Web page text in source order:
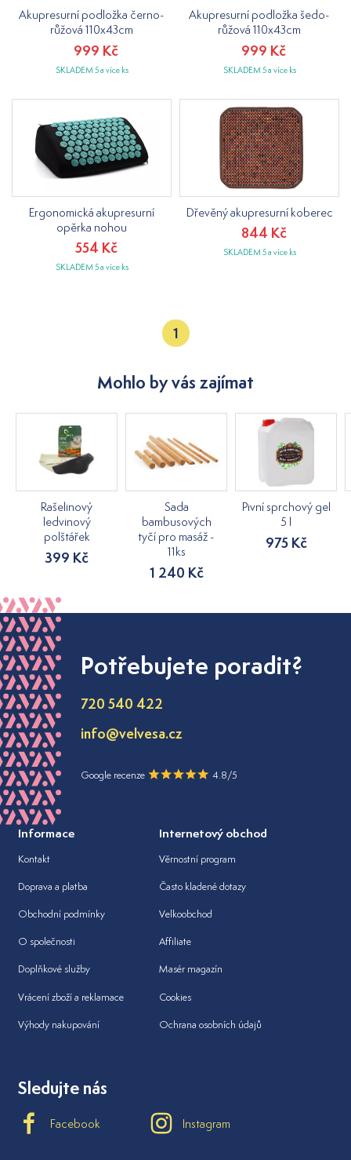
Akupresurní podložka černo-
růžová 110x43cm
999 Kč
SKLADEM 5 a více ks
Akupresurní podložka šedo-
růžová 110x43cm
999 Kč
SKLADEM 5 a více ks
Ergonomická akupresurní
opěrka nohou
554 Kč
SKLADEM 5 a více ks
Dřevěný akupresurní koberec
844 Kč
SKLADEM 5 a více ks
1
Mohlo by vás zajímat
Rašelinový
ledvinový
polštářek
399 Kč
Sada
bambusových
tyčí pro masáž -
11ks
1 240 Kč
Pivní sprchový gel
5 l
975 Kč
Potřebujete poradit?
720 540 422
info@velvesa.cz
Google recenze 4.8/5
Informace
Kontakt
Doprava a platba
Obchodní podmínky
O společnosti
Doplňkové služby
Vrácení zboží a reklamace
Výhody nakupování
Internetový obchod
Věrnostní program
Často kladené dotazy
Velkoobchod
Affiliate
Masér magazín
Cookies
Ochrana osobních údajů
Sledujte nás
Facebook Instagram